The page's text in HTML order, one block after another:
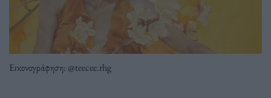
Εικονογράφηση: @teecee.rhg